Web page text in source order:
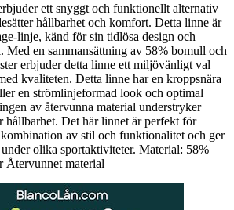
ett snyggt och funktionellt alternativ
hållbarhet och komfort. Detta linne är
linje, känd för sin tidlösa design och
Med en sammansättning av 58% bomull och
erbjuder detta linne ett miljövänligt val
kvaliteten. Detta linne har en kroppsnära
en strömlinjeformad look och optimal
av återvunna material understryker
hållbarhet. Det här linnet är perfekt för
av stil och funktionalitet och ger
olika sportaktiviteter. Material: 58%
Återvunnet material